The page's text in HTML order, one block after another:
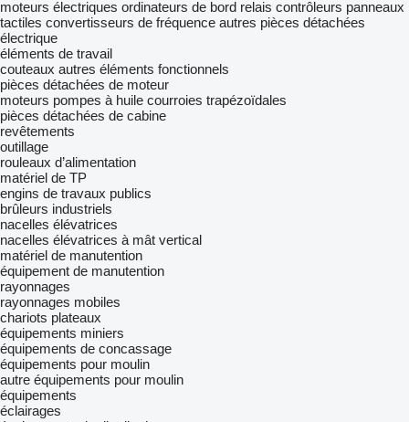
moteurs électriques ordinateurs de bord relais contrôleurs panneaux
tactiles convertisseurs de fréquence autres pièces détachées
électrique
éléments de travail
couteaux autres éléments fonctionnels
pièces détachées de moteur
moteurs pompes à huile courroies trapézoïdales
pièces détachées de cabine
revêtements
outillage
rouleaux d’alimentation
matériel de TP
engins de travaux publics
brûleurs industriels
nacelles élévatrices
nacelles élévatrices à mât vertical
matériel de manutention
équipement de manutention
rayonnages
rayonnages mobiles
chariots plateaux
équipements miniers
équipements de concassage
équipements pour moulin
autre équipements pour moulin
équipements
éclairages